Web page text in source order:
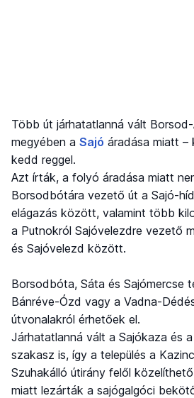
Több út járhatatlanná vált Borsod-
megyében a Sajó áradása miatt
kedd reggel.
Azt írták, a folyó áradása miatt
Borsodbótára vezető út a Sajó-
elágazás között, valamint több
a Putnokról Sajóvelezdre vezető
és Sajóvelezd között.
Borsodbóta, Sáta és Sajómercse
Bánréve-Ózd vagy a Vadna-
útvonalakról érhetőek el.
Járhatatlanná vált a Sajókaza és
szakasz is, így a település a
Szuhakálló útirány felől
miatt lezárták a sajógalgóci